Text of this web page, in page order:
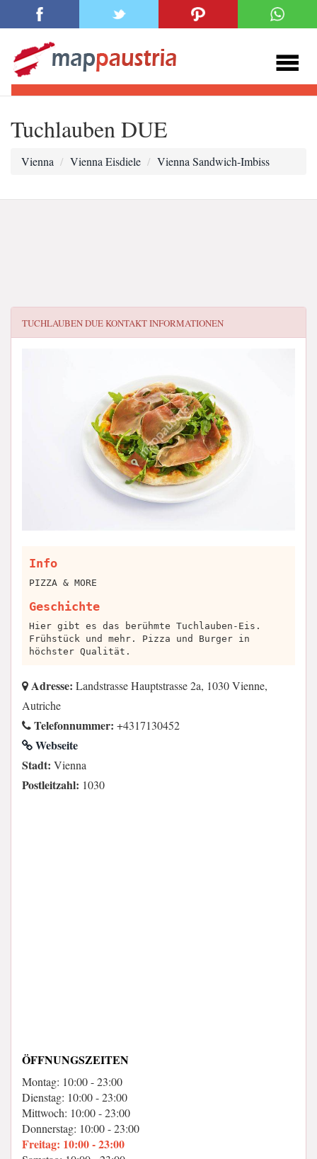
Tuchlauben DUE
Vienna Vienna Eisdiele Vienna Sandwich-Imbiss
TUCHLAUBEN DUEKONTAKT INFORMATIONEN
Info
PIZZA & MORE
Geschichte
Hier gibt es das berühmte Tuchlauben-Eis.
Frühstück und mehr. Pizza und Burger in
höchster Qualität.
Adresse: Landstrasse Hauptstrasse 2a, 1030 Vienne,
Autriche
Telefonnummer: +4317130452
Webseite
Stadt: Vienna
Postleitzahl: 1030
ÖFFNUNGSZEITEN
Montag: 10:00 - 23:00
Dienstag: 10:00 - 23:00
Mittwoch: 10:00 - 23:00
Donnerstag: 10:00 - 23:00
Freitag: 10:00 - 23:00